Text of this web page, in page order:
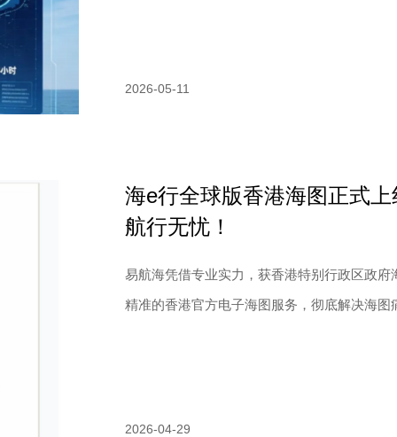
2026-05-11
海e行全球版香港海图正式
航行无忧！
易航海凭借专业实力，获香港特别行政区政
精准的香港官方电子海图服务，彻底解决海图
2026-04-29